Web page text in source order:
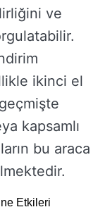
ve
ikinci el
kapsamlı
bu araca
Etkileri